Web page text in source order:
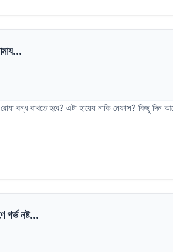
বন্ধ রাখতে হবে? এটা হায়েয নাকি নেফাস? কিছু
গর্ভ নষ্ট...